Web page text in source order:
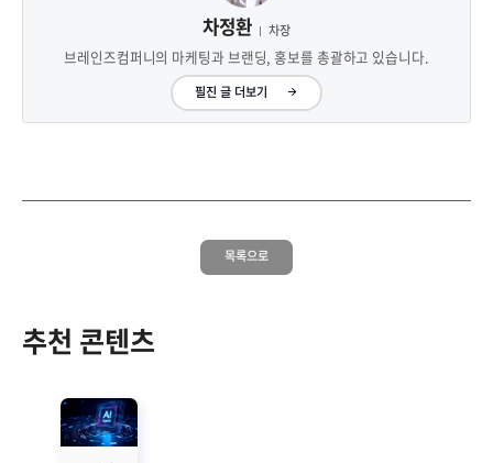
차정환 차장
브레인즈컴퍼니의 마케팅과 브랜딩, 홍보를 총괄하고 있습니다.
필진 글 더보기
목록으로
추천 콘텐츠